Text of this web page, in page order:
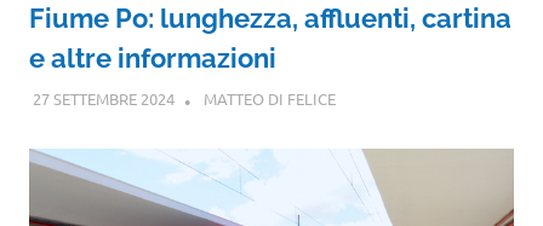
Fiume Po: lunghezza, affluenti, cartina
e altre informazioni
27 SETTEMBRE 2024 MATTEO DI FELICE